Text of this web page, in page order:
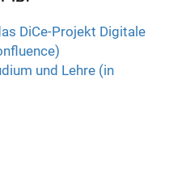
DiCe-Projekt Digitale
und Lehre (in